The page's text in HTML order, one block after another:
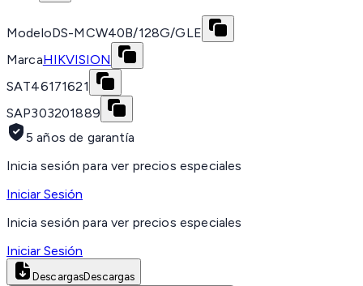
ModeloDS-MCW40B/128G/GLE
MarcaHIKVISION
SAT46171621
SAP303201889
5 años de garantía
Inicia sesión para ver precios especiales
Iniciar Sesión
Inicia sesión para ver precios especiales
Iniciar Sesión
DescargasDescargas